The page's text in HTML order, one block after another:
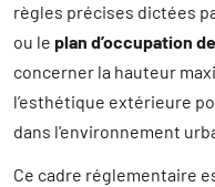
règles précises dictées
ou le plan d’occupation
concerner la hauteur
l’esthétique extérieure
dans l'environnement
Ce cadre réglementaire